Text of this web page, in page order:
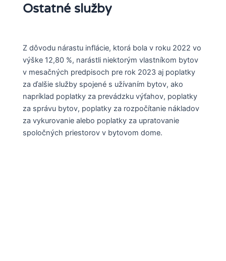
Ostatné služby
Z dôvodu nárastu inflácie, ktorá bola v roku 2022 vo
výške 12,80 %, narástli niektorým vlastníkom bytov
v mesačných predpisoch pre rok 2023 aj poplatky
za ďalšie služby spojené s užívaním bytov, ako
napríklad poplatky za prevádzku výťahov, poplatky
za správu bytov, poplatky za rozpočítanie nákladov
za vykurovanie alebo poplatky za upratovanie
spoločných priestorov v bytovom dome.